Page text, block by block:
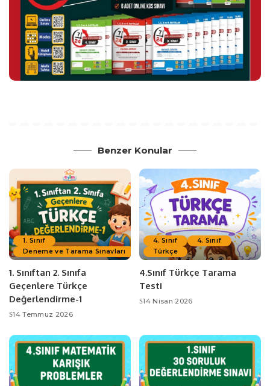
Benzer Konular
1. Sınıf
Deneme ve Tarama Sınavları
1. Sınıftan 2. Sınıfa
Geçenlere Türkçe
Değerlendirme-1
14 Temmuz 2026
4. Sınıf
4. Sınıf
Türkçe
4.Sınıf Türkçe Tarama
Testi
14 Nisan 2026